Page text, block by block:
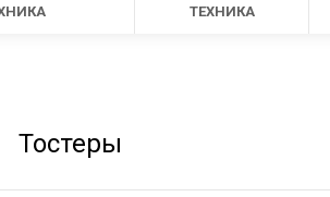
ТЕХНИКА
Тостеры